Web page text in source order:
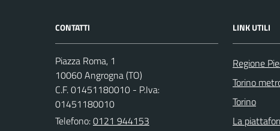
CONTATTI
Piazza Roma, 1
10060 Angrogna (TO)
C.F. 01451180010 - P.Iva:
01451180010
Telefono:0121 944153
LINK UTILI
Regione
Torino
Torino
La